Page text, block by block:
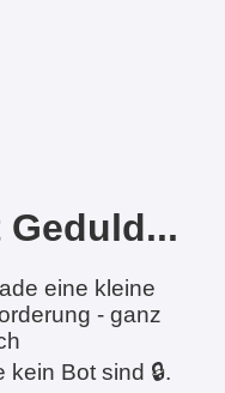
Geduld...
eine kleine
- ganz
Bot sind 🔒.